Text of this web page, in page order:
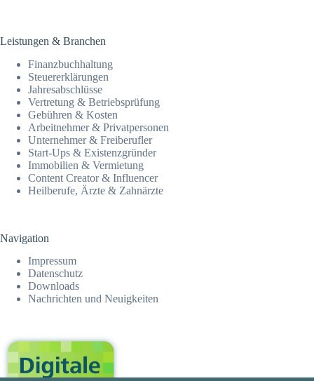
Leistungen & Branchen
Finanz­­buchhaltung
Steuer­erklärungen
Jahresab­schlüsse
Vertretung & Betriebsprüfung
Gebühren & Kosten
Arbeitnehmer & Privatpersonen
Unternehmer & Freiberufler
Start-Ups & Existenzgründer
Immobilien & Vermietung
Content Creator & Influencer
Heilberufe, Ärzte & Zahnärzte
Navigation
Impressum
Datenschutz
Downloads
Nachrichten und Neuigkeiten